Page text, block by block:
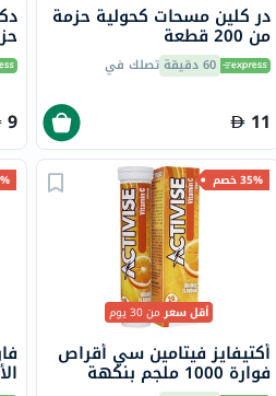
در كلين مسحات كحولية حزمة
من 200 قطعة
60 دقيقة تصلك في
11
9
35% خصم
أقل سعرمن 30 يوم
أكتيفايز فيتامين سي أقراص
فوارة 1000 ملجم بنكهة